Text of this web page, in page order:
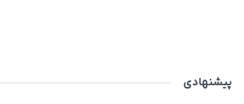
پیشنهادی